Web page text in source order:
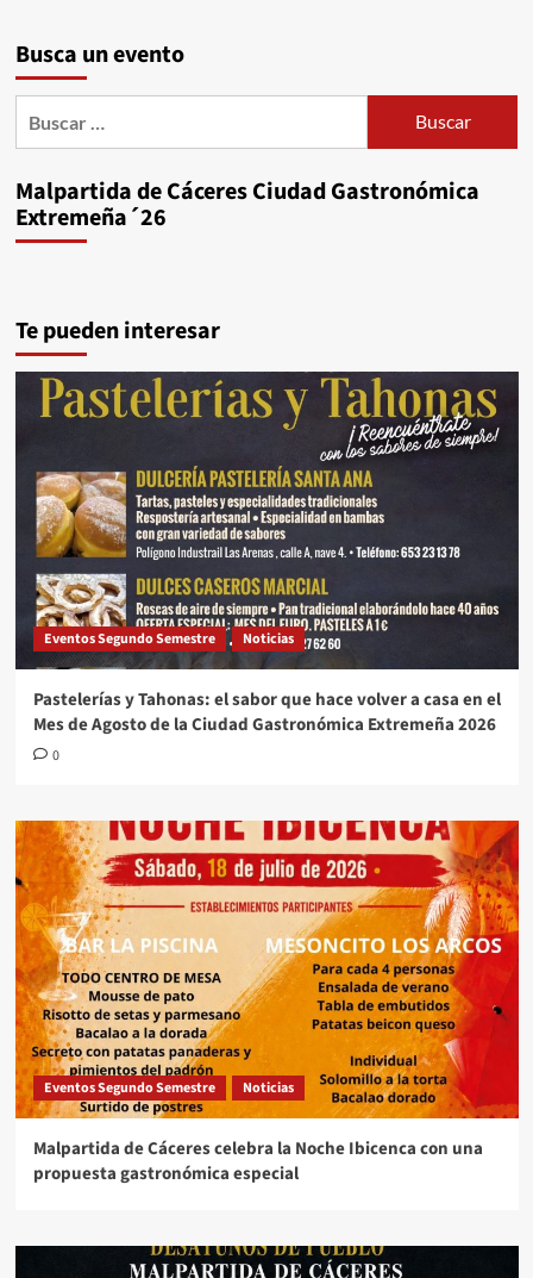
Busca un evento
Malpartida de Cáceres Ciudad Gastronómica
Extremeña´26
Te pueden interesar
Eventos Segundo Semestre Noticias
Pastelerías y Tahonas: el sabor que hace volver a casa en el
Mes de Agosto de la Ciudad Gastronómica Extremeña 2026
0
Eventos Segundo Semestre Noticias
Malpartida de Cáceres celebra la Noche Ibicenca con una
propuesta gastronómica especial